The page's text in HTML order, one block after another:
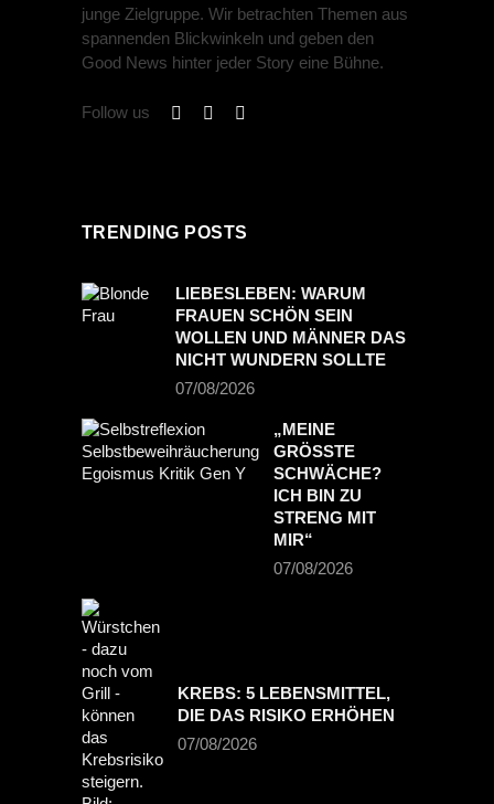
junge Zielgruppe. Wir betrachten Themen aus
spannenden Blickwinkeln und geben den
Good News hinter jeder Story eine Bühne.
Follow us
TRENDING POSTS
LIEBESLEBEN: WARUM
FRAUEN SCHÖN SEIN
WOLLEN UND MÄNNER DAS
NICHT WUNDERN SOLLTE
07/08/2026
„MEINE
GRÖSSTE S
CHWÄCHE? I
CH BIN ZU S
TRENG MIT M
IR“
07/08/2026
KREBS: 5 LEBENSMITTEL,
DIE DAS RISIKO ERHÖHEN
07/08/2026